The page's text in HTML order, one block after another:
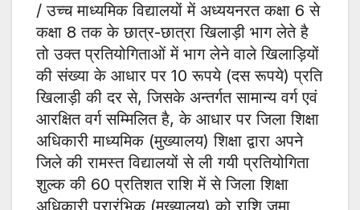
/ उच्च माध्यमिक विद्यालयों में अध्ययनरत कक्षा 6 से
कक्षा 8 तक के छात्र-छात्रा खिलाड़ी भाग लेते है
तो उक्त प्रतियोगिताओं में भाग लेने वाले खिलाड़ियों
की संख्या के आधार पर 10 रूपये (दस रूपये) प्रति
खिलाड़ी की दर से, जिसके अन्तर्गत सामान्य वर्ग एवं
आरक्षित वर्ग सम्मिलित है, के आधार पर जिला शिक्षा
अधिकारी माध्यमिक (मुख्यालय) शिक्षा द्वारा अपने
जिले की रामस्त विद्यालयों से ली गयी प्रतियोगिता
शुल्क की 60 प्रतिशत राशि में से जिला शिक्षा